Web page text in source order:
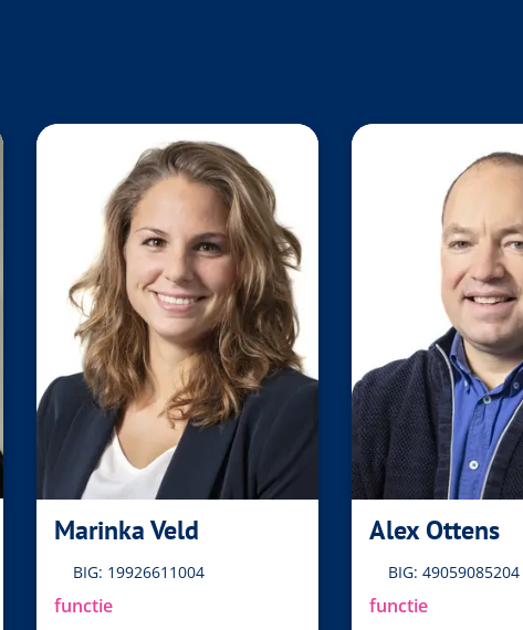
Marinka Veld
BIG: 19926611004
functie
Alex Ottens
BIG: 49059085204
functie